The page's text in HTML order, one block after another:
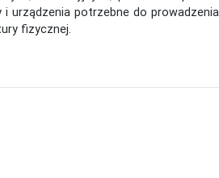
urządzenia potrzebne do prowadzenia
fizycznej.